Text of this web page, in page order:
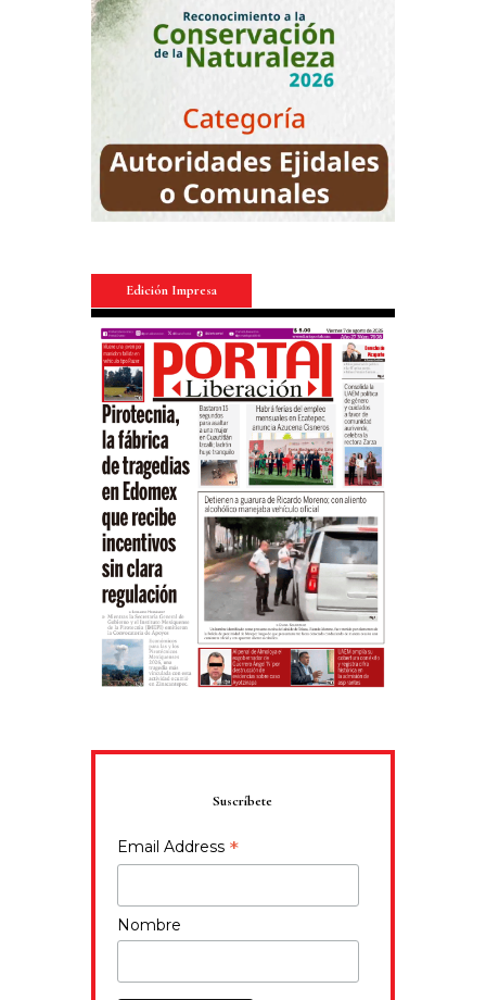
Edición Impresa
Suscríbete
Email Address *
Nombre